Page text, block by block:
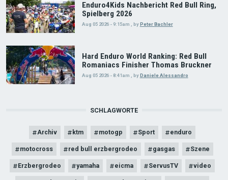
Enduro4Kids Nachbericht Red Bull Ring,
Spielberg 2026
Aug 05 2026 - 9:15am , byPeter Bachler
Hard Enduro World Ranking: Red Bull
Romaniacs Finisher Thomas Bruckner
Aug 05 2026 - 8:41am byDaniele Alessandro
SCHLAGWORTE
Archiv ktm motogp Sport enduro
motocross red bull erzbergrodeo gasgas Szene
Erzbergrodeo yamaha eicma ServusTV video